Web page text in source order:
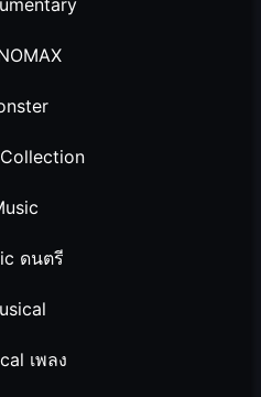
ดนตรี
เพลง